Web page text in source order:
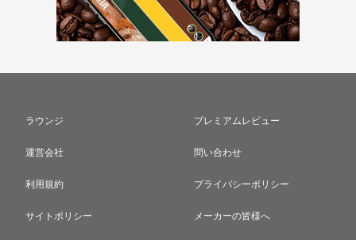
ラウンジ プレミアムレビュー
運営会社 問い合わせ
利用規約 プライバシーポリシー
サイトポリシー メーカーの皆様へ